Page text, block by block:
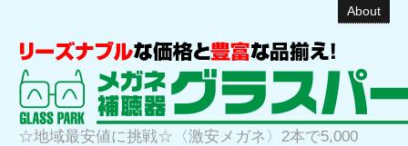
About
☆地域最安値に挑戦☆〈激安メガネ〉2本で5,000